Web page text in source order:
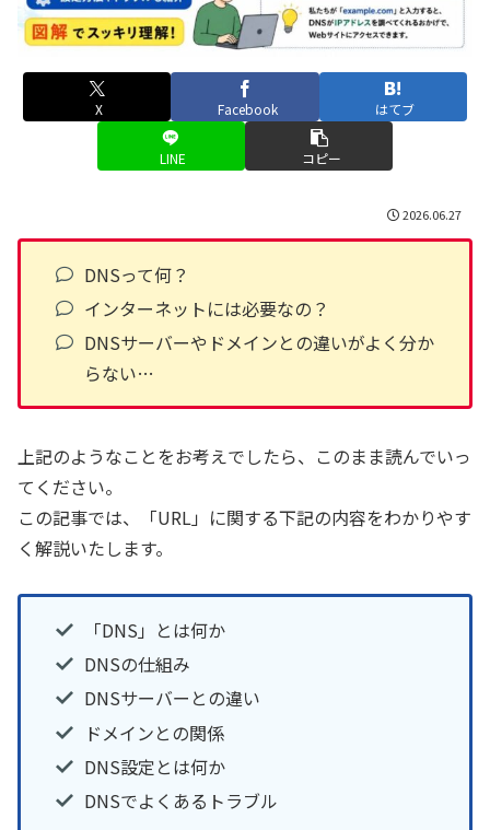
X Facebook はてブ
LINE コピー
2026.06.27
DNSって何？
インターネットには必要なの？
DNSサーバーやドメインとの違いがよく分か
らない…
上記のようなことをお考えでしたら、このまま読んでいっ
てください。
この記事では、「URL」に関する下記の内容をわかりやす
く解説いたします。
「DNS」とは何か
DNSの仕組み
DNSサーバーとの違い
ドメインとの関係
DNS設定とは何か
DNSでよくあるトラブル